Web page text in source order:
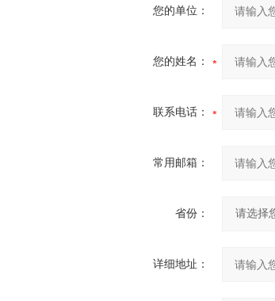
您的单位：
您的姓名：
联系电话：
常用邮箱：
省份：
详细地址：